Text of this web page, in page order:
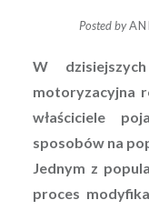
Posted by
W
motoryzacyjna
właściciele
sposobów na
Jednym z
proces